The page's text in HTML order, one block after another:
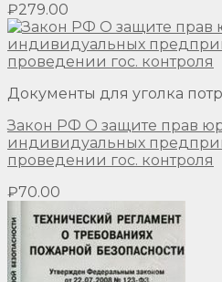
₽279.00
Документы для уголка
Закон РФ О защите прав
индивидуальных
проведении гос. контроля
₽70.00